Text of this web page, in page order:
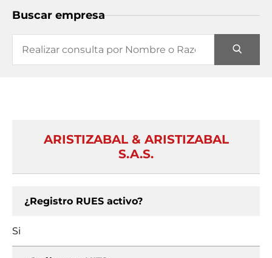
Buscar empresa
ARISTIZABAL & ARISTIZABAL
S.A.S.
¿Registro RUES activo?
Si